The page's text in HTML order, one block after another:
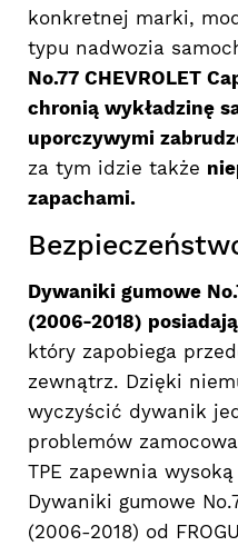
konkretnej marki,
typu nadwozia
No.77 CHEVROLET
chronią wykładzinę
uporczywymi
za tym idzie także
zapachami.
Dywaniki gumowe
(2006-2018)
który zapobiega
zewnątrz. Dzięki
wyczyścić dywanik
problemów
TPE zapewnia
Dywaniki gumowe
(2006-2018) od